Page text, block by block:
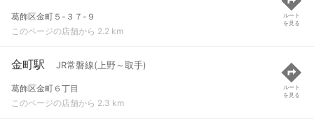
葛飾区金町５-３７-９
このページの店舗から 2.2 km
ルート
を見る
金町駅 JR常磐線(上野～取手)
葛飾区金町６丁目
このページの店舗から 2.3 km
ルート
を見る